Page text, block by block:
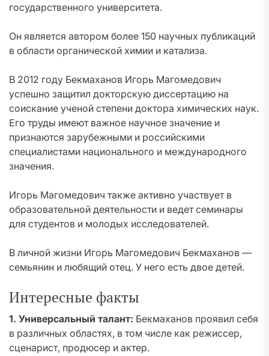
государственного университета.
Он является автором более 150 научных публикаций
в области органической химии и катализа.
В 2012 году Бекмаханов Игорь Магомедович
успешно защитил докторскую диссертацию на
соискание ученой степени доктора химических наук.
Его труды имеют важное научное значение и
признаются зарубежными и российскими
специалистами национального и международного
значения.
Игорь Магомедович также активно участвует в
образовательной деятельности и ведет семинары
для студентов и молодых исследователей.
В личной жизни Игорь Магомедович Бекмаханов —
семьянин и любящий отец. У него есть двое детей.
Интересные факты
1. Универсальный талант: Бекмаханов проявил себя
в различных областях, в том числе как режиссер,
сценарист, продюсер и актер.